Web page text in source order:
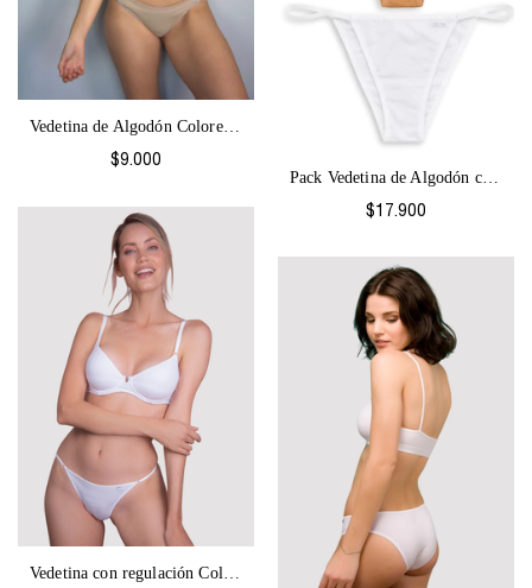
Vedetina de Algodón Colores-2063
$9.000
Pack Vedetina de Algodón con regulación...
$17.900
Vedetina con regulación Colores-2064